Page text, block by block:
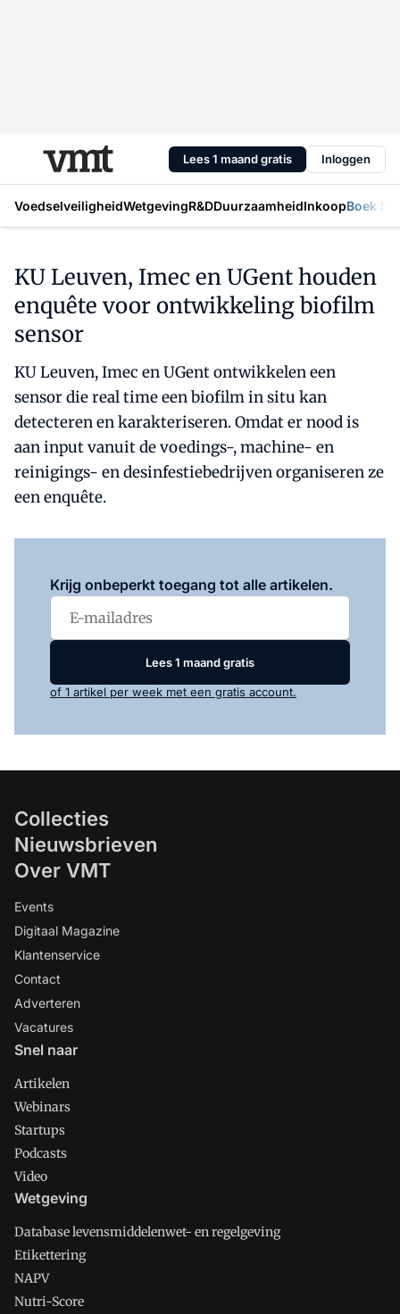
Lees 1 maand gratis Inloggen
VoedselveiligheidWetgevingR&DDuurzaamheidInkoopBoek
KU Leuven, Imec en UGent houden
enquête voor ontwikkeling biofilm
sensor
KU Leuven, Imec en UGent ontwikkelen een
sensor die real time een biofilm in situ kan
detecteren en karakteriseren. Omdat er nood is
aan input vanuit de voedings-, machine- en
reinigings- en desinfestiebedrijven organiseren ze
een enquête.
Krijg onbeperkt toegang tot alle artikelen.
Lees 1 maand gratis
of 1 artikel per week met een gratis account.
Collecties
Nieuwsbrieven
Over VMT
Events
Digitaal Magazine
Klantenservice
Contact
Adverteren
Vacatures
Snel naar
Artikelen
Webinars
Startups
Podcasts
Video
Wetgeving
Database levensmiddelenwet- en regelgeving
Etikettering
NAPV
Nutri-Score